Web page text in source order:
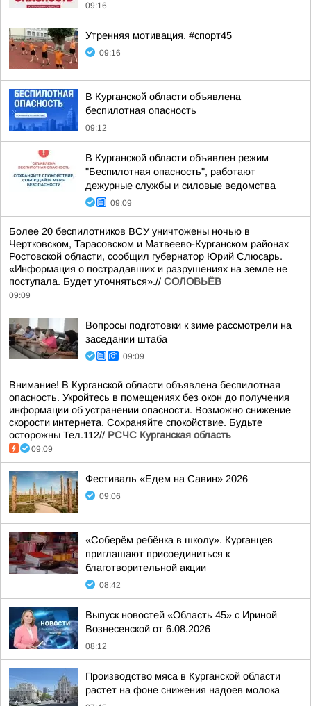
09:16
Утренняя мотивация. #спорт45
09:16
В Курганской области объявлена
беспилотная опасность
09:12
В Курганской области объявлен режим
"Беспилотная опасность", работают
дежурные службы и силовые ведомства
09:09
Более 20 беспилотников ВСУ уничтожены ночью в
Чертковском, Тарасовском и Матвеево-Курганском районах
Ростовской области, сообщил губернатор Юрий Слюсарь.
«Информация о пострадавших и разрушениях на земле не
поступала. Будет уточняться».// СОЛОВЬЁВ
09:09
Вопросы подготовки к зиме рассмотрели на
заседании штаба
09:09
Внимание! В Курганской области объявлена беспилотная
опасность. Укройтесь в помещениях без окон до получения
информации об устранении опасности. Возможно снижение
скорости интернета. Сохраняйте спокойствие. Будьте
осторожны Тел.112// РСЧС Курганская область
09:09
Фестиваль «Едем на Савин» 2026
09:06
«Соберём ребёнка в школу». Курганцев
приглашают присоединиться к
благотворительной акции
08:42
Выпуск новостей «Область 45» с Ириной
Вознесенской от 6.08.2026
08:12
Производство мяса в Курганской области
растет на фоне снижения надоев молока